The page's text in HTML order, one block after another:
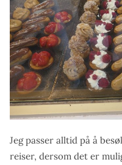
Jeg passer alltid på å
reiser, dersom det er